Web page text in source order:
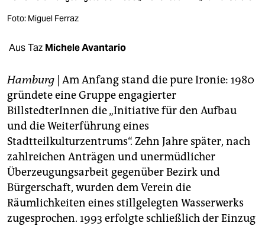
fragen & hilfe
unterstützen
genossenschaft
epaper login
Foto: Miguel Ferraz
Aus Taz Michele Avantario
Hamburg | Am Anfang stand die pure Ironie: 1980
gründete eine Gruppe engagierter
BillstedterInnen die „Initiative für den Aufbau
und die Weiterführung eines
Stadtteilkulturzentrums“. Zehn Jahre später, nach
zahlreichen Anträgen und unermüdlicher
Überzeugungsarbeit gegenüber Bezirk und
Bürgerschaft, wurden dem Verein die
Räumlichkeiten eines stillgelegten Wasserwerks
zugesprochen. 1993 erfolgte schließlich der Einzug